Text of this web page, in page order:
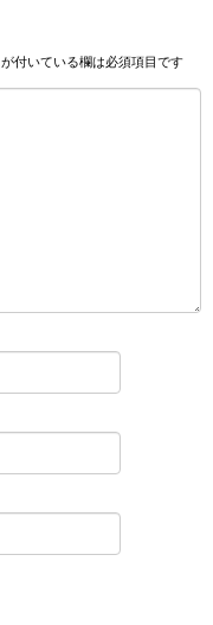
が付いている欄は必須項目です